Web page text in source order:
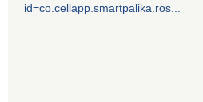
id=co.cellapp.smartpalika.ros...